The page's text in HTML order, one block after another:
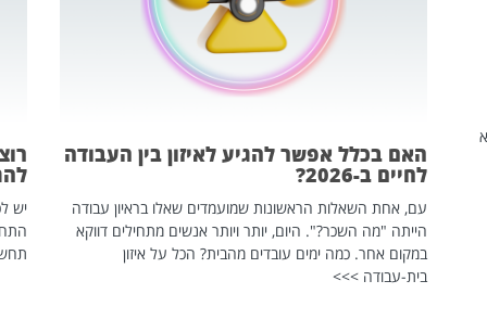
האם בכלל אפשר להגיע לאיזון בין העבודה
לחיים ב-2026?
עם, אחת השאלות הראשונות שמועמדים שאלו בראיון עבודה
הייתה "מה השכר?". היום, יותר ויותר אנשים מתחילים דווקא
במקום אחר. כמה ימים עובדים מהבית? הכל על איזון
בית-עבודה >>>
יש